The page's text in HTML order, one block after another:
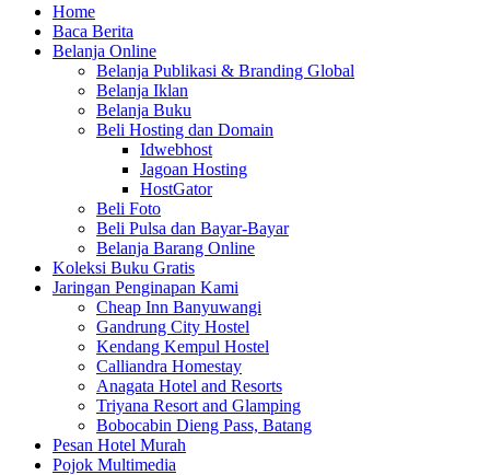
Home
Baca Berita
Belanja Online
Belanja Publikasi & Branding Global
Belanja Iklan
Belanja Buku
Beli Hosting dan Domain
Idwebhost
Jagoan Hosting
HostGator
Beli Foto
Beli Pulsa dan Bayar-Bayar
Belanja Barang Online
Koleksi Buku Gratis
Jaringan Penginapan Kami
Cheap Inn Banyuwangi
Gandrung City Hostel
Kendang Kempul Hostel
Calliandra Homestay
Anagata Hotel and Resorts
Triyana Resort and Glamping
Bobocabin Dieng Pass, Batang
Pesan Hotel Murah
Pojok Multimedia